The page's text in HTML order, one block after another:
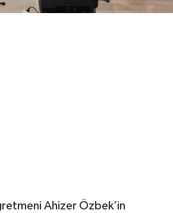
Ahizer Özbek’in